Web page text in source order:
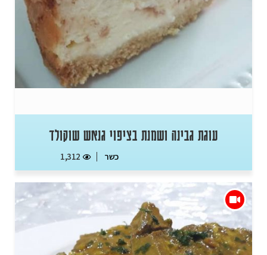
עוגת גבינה ושמנת בציפוי גנאש שוקולד
כשר 1,312